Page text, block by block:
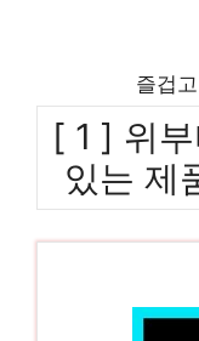
즐겁
[ 1 ] 위
있는 제